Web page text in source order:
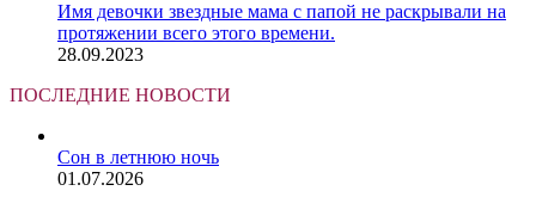
Имя девочки звездные мама с папой не раскрывали на
протяжении всего этого времени.
28.09.2023
ПОСЛЕДНИЕ НОВОСТИ
Сон в летнюю ночь
01.07.2026